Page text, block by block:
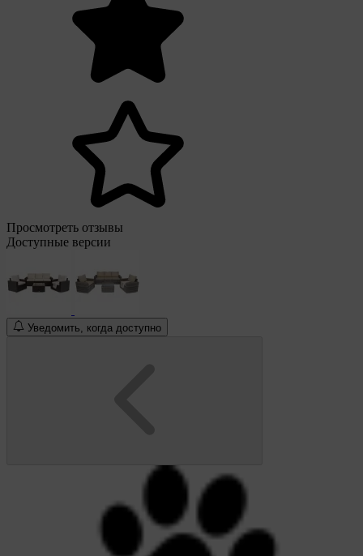
Просмотреть отзывы
Доступные версии
Уведомить, когда доступно